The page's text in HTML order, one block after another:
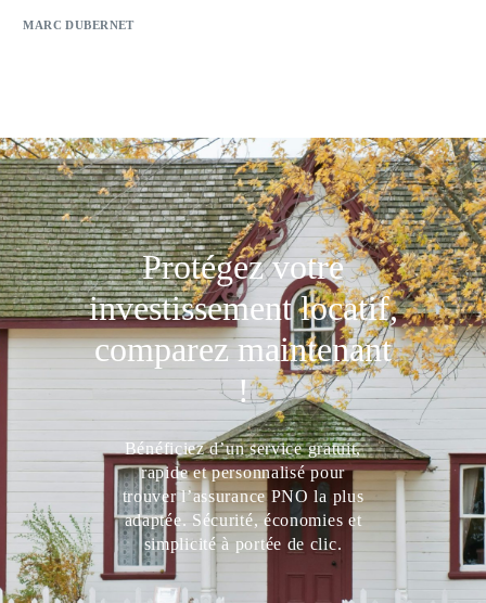
MARC DUBERNET
Protégez votre
investissement locatif,
comparez maintenant
!
Bénéficiez d’un service gratuit,
rapide et personnalisé pour
trouver l’assurance PNO la plus
adaptée. Sécurité, économies et
simplicité à portée de clic.